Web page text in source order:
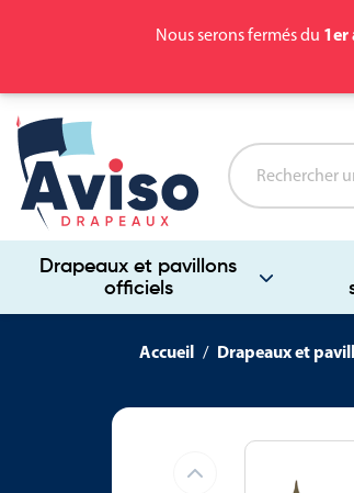
Nous serons fermés du 1er
Drapeaux et pavillons
officiels
Accueil Drapeaux et